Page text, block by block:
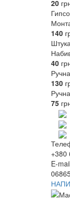
20
140
40
130
75
+380
E-